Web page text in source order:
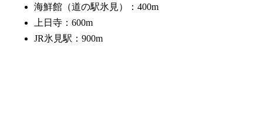
海鮮館（道の駅氷見）：400m
上日寺：600m
JR氷見駅：900m